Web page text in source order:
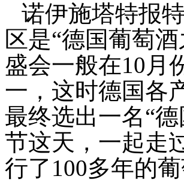
诺伊施塔特报特
区是“德国葡萄
盛会一般在10月
一，这时德国各
最终选出一名“
节这天，一起走
行了100多年的